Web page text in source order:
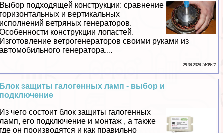
Выбор подходящей конструкции: сравнение
горизонтальных и вертикальных
исполнений ветряных генераторов.
Особенности конструкции лопастей.
Изготовление ветрогенераторов своими руками из
автомобильного генератора....
25 06 2026 14:35:17
Блок защиты галогенных ламп - выбор и
подключение
Из чего состоит блок защиты галогенных
ламп, его подключение и монтаж , а также
где он производятся и как правильно